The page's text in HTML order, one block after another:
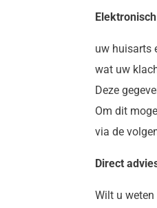
uw huisarts
wat uw
Deze
Om dit
via de
Direct
Wilt u